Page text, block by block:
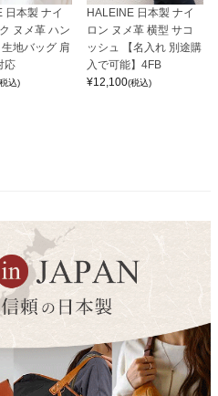
日本製 ナイ
ヌメ革 ハン
生地バッグ 肩
応
込)
HALEINE 日本製 ナイ
ロン ヌメ革 横型 サコ
ッシュ 【名入れ 別途購
入で可能】4FB
¥12,100(税込)